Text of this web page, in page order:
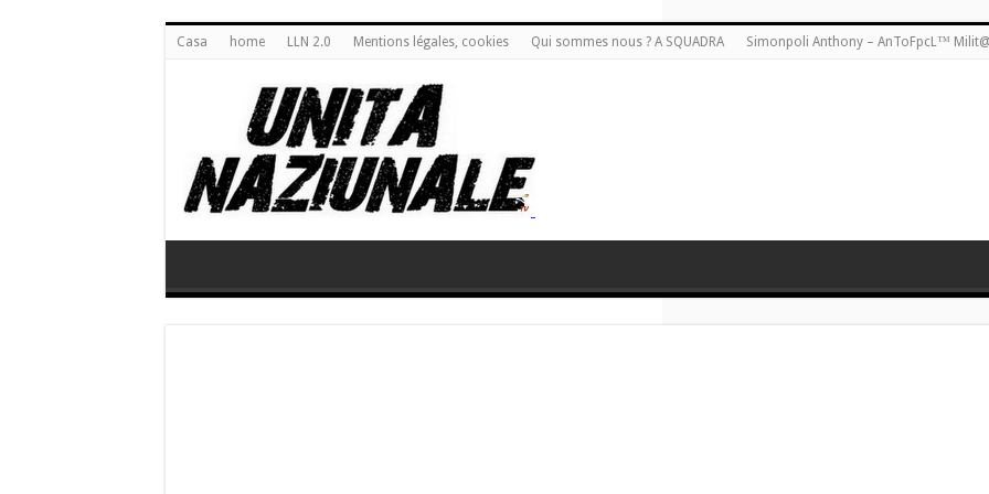
Casa home LLN 2.0 Mentions légales, cookies Qui sommes nous ? A SQUADRA Simonpoli Anthony – AnToFpcL™